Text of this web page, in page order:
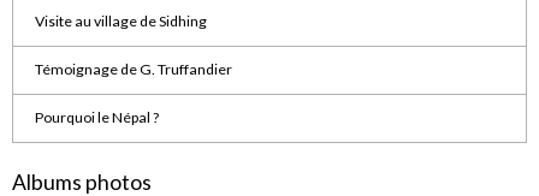
Visite au village de Sidhing
Témoignage de G. Truffandier
Pourquoi le Népal ?
Albums photos